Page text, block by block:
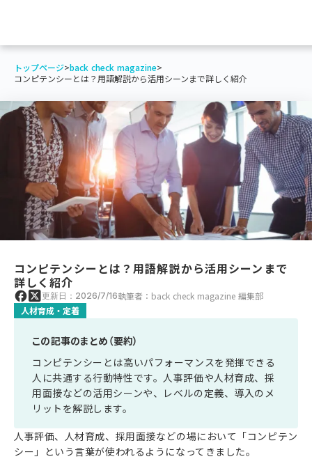
トップページ>back check magazine>
コンピテンシーとは？用語解説から活用シーンまで詳しく紹介
コンピテンシーとは？用語解説から活用シーンまで
詳しく紹介
更新日：2026/7/16執筆者：back check magazine 編集部
人材育成・定着
この記事のまとめ（要約）
コンピテンシーとは高いパフォーマンスを発揮できる
人に共通する行動特性です。人事評価や人材育成、採
用面接などの活用シーンや、レベルの定義、導入のメ
リットを解説します。
人事評価、人材育成、採用面接などの場において「コンピテン
シー」という言葉が使われるようになってきました。